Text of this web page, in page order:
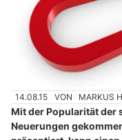
14.08.15 VON MARKUS
Mit der Popularität der
Neuerungen